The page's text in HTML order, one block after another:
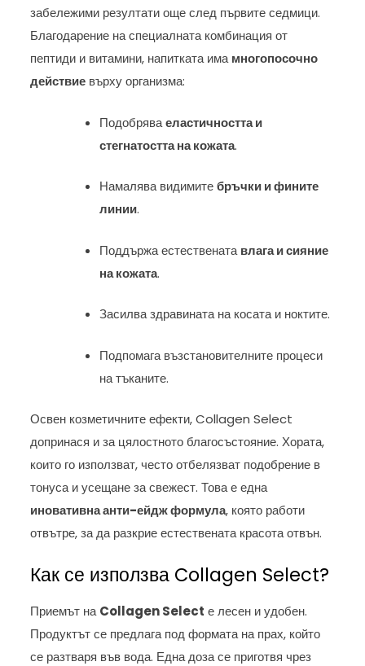
забележими резултати още след първите седмици.
Благодарение на специалната комбинация от
пептиди и витамини, напитката имамногопосочно
действие върху организма:
Подобряваеластичността и
стегнатостта на кожата.
Намалява видимитебръчки и фините
линии.
Поддържа естественатавлага и сияние
на кожата.
Засилва здравината на косата и ноктите.
Подпомага възстановителните процеси
на тъканите.
Освен козметичните ефекти, Collagen Select
допринася и за цялостното благосъстояние. Хората,
които го използват, често отбелязват подобрение в
тонуса и усещане за свежест. Това е една
иновативна анти-ейдж формула, която работи
отвътре, за да разкрие естествената красота отвън.
Как се използва Collagen Select?
Приемът наCollagen Select е лесен и удобен.
Продуктът се предлага под формата на прах, който
се разтваря във вода. Една доза се приготвя чрез